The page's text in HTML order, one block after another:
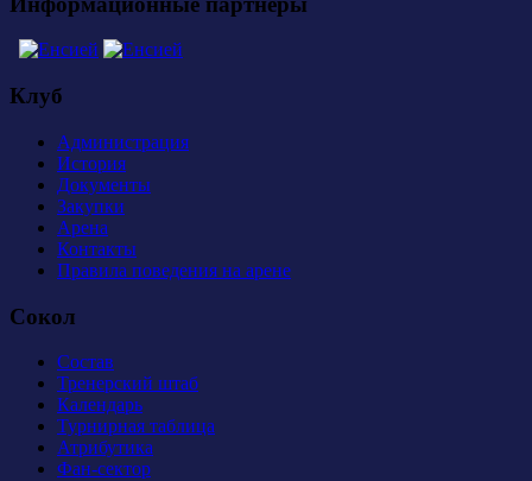
Клуб
Администрация
История
Документы
Закупки
Арена
Контакты
Правила поведения на арене
Сокол
Состав
Тренерский штаб
Календарь
Турнирная таблица
Атрибутика
Фан-сектор